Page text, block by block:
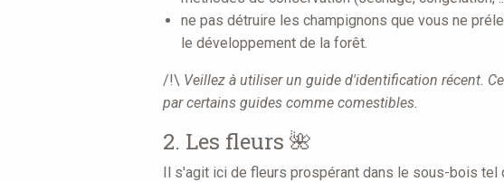
ne pas détruire les champignons que vous ne
le développement de la forêt.
/!\ Veillez à utiliser un guide d'identification récent.
par certains guides comme comestibles.
2. Les fleurs 🌺
Il s'agit ici de fleurs prospérant dans le sous-bois tel